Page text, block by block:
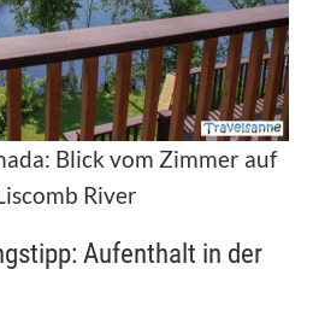
Blick vom Zimmer auf
River
Aufenthalt in der